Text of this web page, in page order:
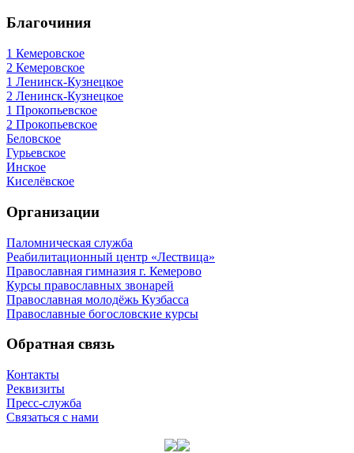
Благочиния
1 Кемеровское
2 Кемеровское
1 Ленинск-Кузнецкое
2 Ленинск-Кузнецкое
1 Прокопьевское
2 Прокопьевское
Беловское
Гурьевское
Инское
Киселёвское
Организации
Паломническая служба
Реабилитационный центр «Лествица»
Православная гимназия г. Кемерово
Курсы православных звонарей
Православная молодёжь Кузбасса
Православные богословские курсы
Обратная связь
Контакты
Реквизиты
Пресс-служба
Связаться с нами